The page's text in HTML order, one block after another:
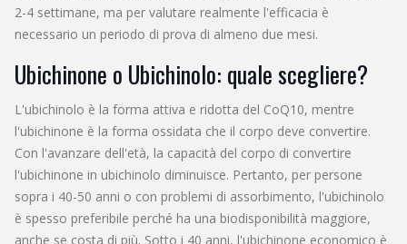
2-4 settimane, ma per valutare realmente l'efficacia è
necessario un periodo di prova di almeno due mesi.
Ubichinone o Ubichinolo: quale scegliere?
L'ubichinolo è la forma attiva e ridotta del CoQ10, mentre
l'ubichinone è la forma ossidata che il corpo deve convertire.
Con l'avanzare dell'età, la capacità del corpo di convertire
l'ubichinone in ubichinolo diminuisce. Pertanto, per persone
sopra i 40-50 anni o con problemi di assorbimento, l'ubichinolo
è spesso preferibile perché ha una biodisponibilità maggiore,
anche se costa di più. Sotto i 40 anni, l'ubichinone economico è